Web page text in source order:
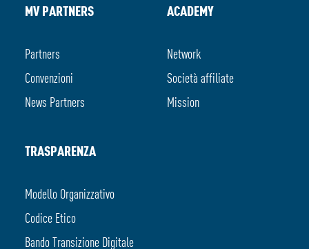
MV PARTNERS
Partners
Convenzioni
News Partners
ACADEMY
Network
Società affiliate
Mission
TRASPARENZA
Modello Organizzativo
Codice Etico
Bando Transizione Digitale